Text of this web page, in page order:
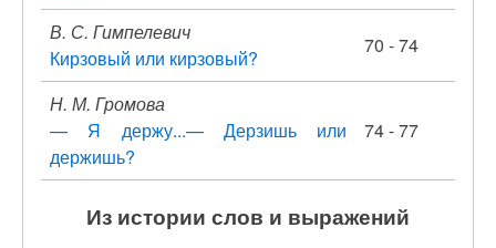
В. С. Гимпелевич
Кирзовый или кирзовый?
70 - 74
Н. М. Громова
— Я держу...— Дерзишь или
держишь?
74 - 77
Из истории слов и выражений